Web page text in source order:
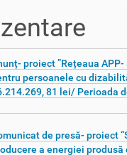
proiect ”Rețeaua
persoanele cu
81 lei/ Perioada
de presă- proiect
a energiei